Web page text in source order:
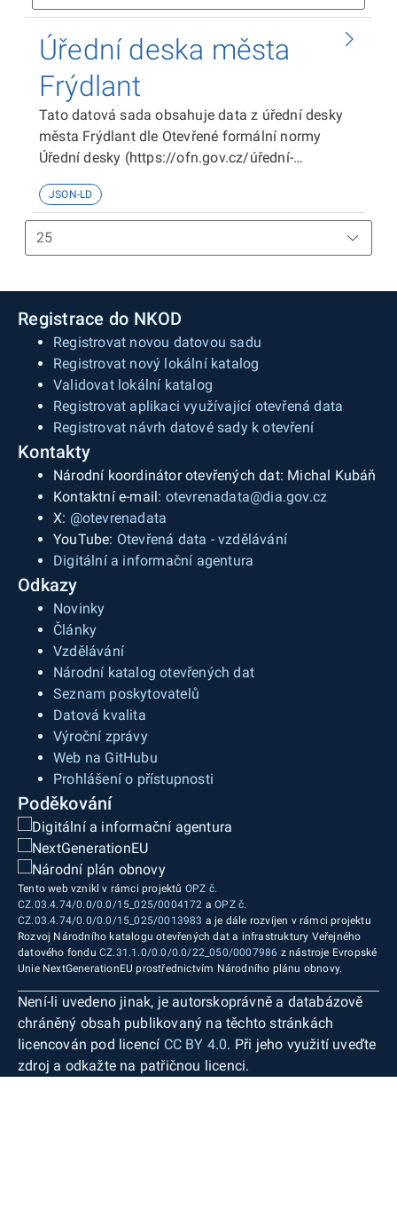
Úřední deska města
Frýdlant
Tato datová sada obsahuje data z úřední desky
města Frýdlant dle Otevřené formální normy
Úřední desky (https://ofn.gov.cz/úřední-
JSON-LD
Registrace do NKOD
Registrovat novou datovou sadu
Registrovat nový lokální katalog
Validovat lokální katalog
Registrovat aplikaci využívající otevřená data
Registrovat návrh datové sady k otevření
Kontakty
Národní koordinátor otevřených dat: Michal Kubáň
Kontaktní e-mail: otevrenadata@dia.gov.cz
X: @otevrenadata
YouTube: Otevřená data - vzdělávání
Digitální a informační agentura
Odkazy
Novinky
Články
Vzdělávání
Národní katalog otevřených dat
Seznam poskytovatelů
Datová kvalita
Výroční zprávy
Web na GitHubu
Prohlášení o přístupnosti
Poděkování
Tento web vznikl v rámci projektů OPZ č.
CZ.03.4.74/0.0/0.0/15_025/0004172 aOPZ č.
CZ.03.4.74/0.0/0.0/15_025/0013983 a je dále rozvíjen v rámci projektu
Rozvoj Národního katalogu otevřených dat a infrastruktury Veřejného
datového fondu CZ.31.1.0/0.0/0.0/22_050/0007986 z nástroje Evropské
Unie NextGenerationEU prostřednictvím Národního plánu obnovy.
Není-li uvedeno jinak, je autorskoprávně a databázově
chráněný obsah publikovaný na těchto stránkách
licencován pod licencí CC BY 4.0. Při jeho využití uveďte
zdroj a odkažte na patřičnou licenci.